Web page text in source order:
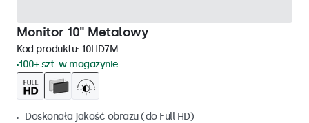
Monitor 10" Metalowy
Kod produktu: 10HD7M
100+ szt. w magazynie
Doskonała jakość obrazu (do Full HD)